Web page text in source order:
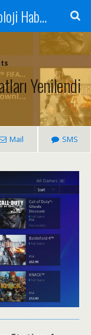
Teknolojer - En Güncel Teknoloji Haberleri
Yenilendi
Mail SMS